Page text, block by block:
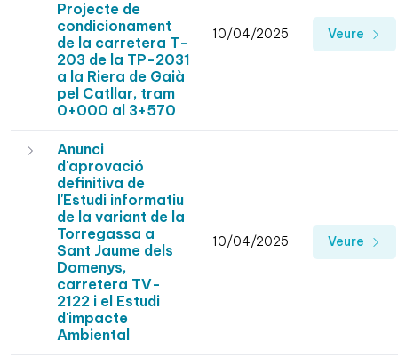
Projecte de
condicionament
de la carretera T-
203 de la TP-2031
a la Riera de Gaià
pel Catllar, tram
0+000 al 3+570
10/04/2025 Veure
Anunci
d'aprovació
definitiva de
l'Estudi informatiu
de la variant de la
Torregassa a
Sant Jaume dels
Domenys,
carretera TV-
2122 i el Estudi
d'impacte
Ambiental
10/04/2025 Veure